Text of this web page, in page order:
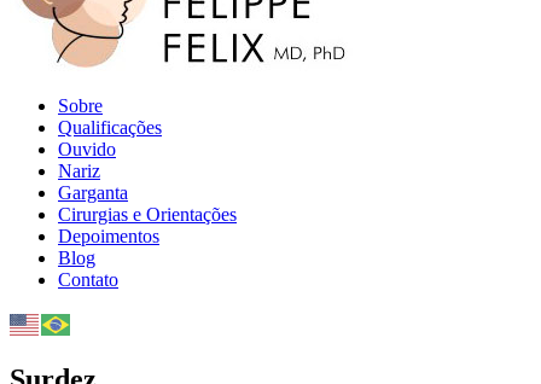
Sobre
Qualificações
Ouvido
Nariz
Garganta
Cirurgias e Orientações
Depoimentos
Blog
Contato